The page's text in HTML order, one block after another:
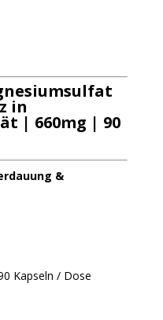
in
| 660mg | 90
&
Kapseln / Dose